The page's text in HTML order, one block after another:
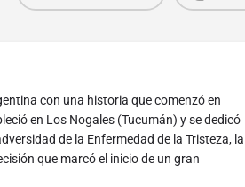
con una historia que comenzó en
en Los Nogales (Tucumán) y se dedicó
de la Enfermedad de la Tristeza, la
que marcó el inicio de un gran